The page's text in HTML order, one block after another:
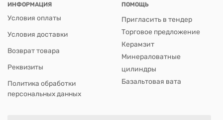
ИНФОРМАЦИЯ
Условия оплаты
Условия доставки
Возврат товара
Реквизиты
Политика обработки
персональных данных
ПОМОЩЬ
Пригласить в тендер
Торговое предложение
Керамзит
Минераловатные
цилиндры
Базальтовая вата